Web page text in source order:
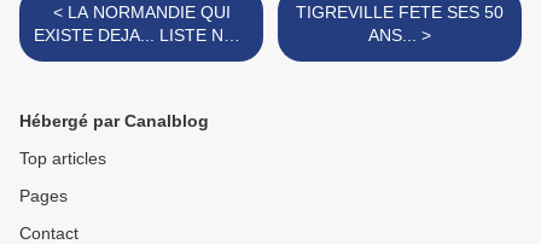
< LA NORMANDIE QUI
EXISTE DEJA... LISTE NON
EXHAUSTIVE!
TIGREVILLE FETE SES 50
ANS... >
Hébergé par Canalblog
Top articles
Pages
Contact